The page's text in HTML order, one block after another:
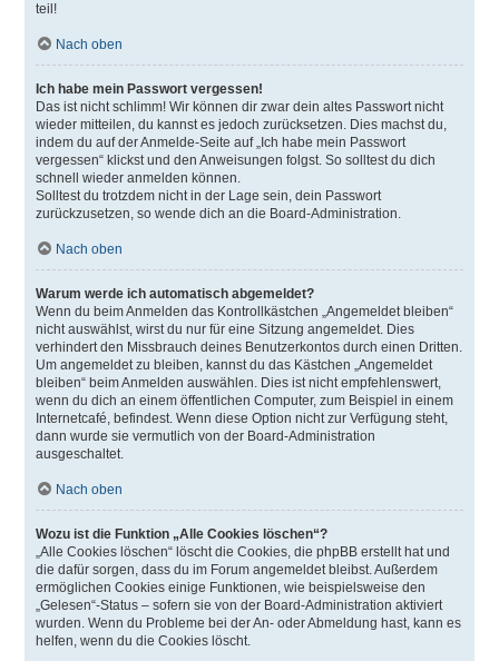
teil!
Nach oben
Ich habe mein Passwort vergessen!
Das ist nicht schlimm! Wir können dir zwar dein altes Passwort nicht
wieder mitteilen, du kannst es jedoch zurücksetzen. Dies machst du,
indem du auf der Anmelde-Seite auf „Ich habe mein Passwort
vergessen“ klickst und den Anweisungen folgst. So solltest du dich
schnell wieder anmelden können.
Solltest du trotzdem nicht in der Lage sein, dein Passwort
zurückzusetzen, so wende dich an die Board-Administration.
Nach oben
Warum werde ich automatisch abgemeldet?
Wenn du beim Anmelden das Kontrollkästchen „Angemeldet bleiben“
nicht auswählst, wirst du nur für eine Sitzung angemeldet. Dies
verhindert den Missbrauch deines Benutzerkontos durch einen Dritten.
Um angemeldet zu bleiben, kannst du das Kästchen „Angemeldet
bleiben“ beim Anmelden auswählen. Dies ist nicht empfehlenswert,
wenn du dich an einem öffentlichen Computer, zum Beispiel in einem
Internetcafé, befindest. Wenn diese Option nicht zur Verfügung steht,
dann wurde sie vermutlich von der Board-Administration
ausgeschaltet.
Nach oben
Wozu ist die Funktion „Alle Cookies löschen“?
„Alle Cookies löschen“ löscht die Cookies, die phpBB erstellt hat und
die dafür sorgen, dass du im Forum angemeldet bleibst. Außerdem
ermöglichen Cookies einige Funktionen, wie beispielsweise den
„Gelesen“-Status – sofern sie von der Board-Administration aktiviert
wurden. Wenn du Probleme bei der An- oder Abmeldung hast, kann es
helfen, wenn du die Cookies löscht.